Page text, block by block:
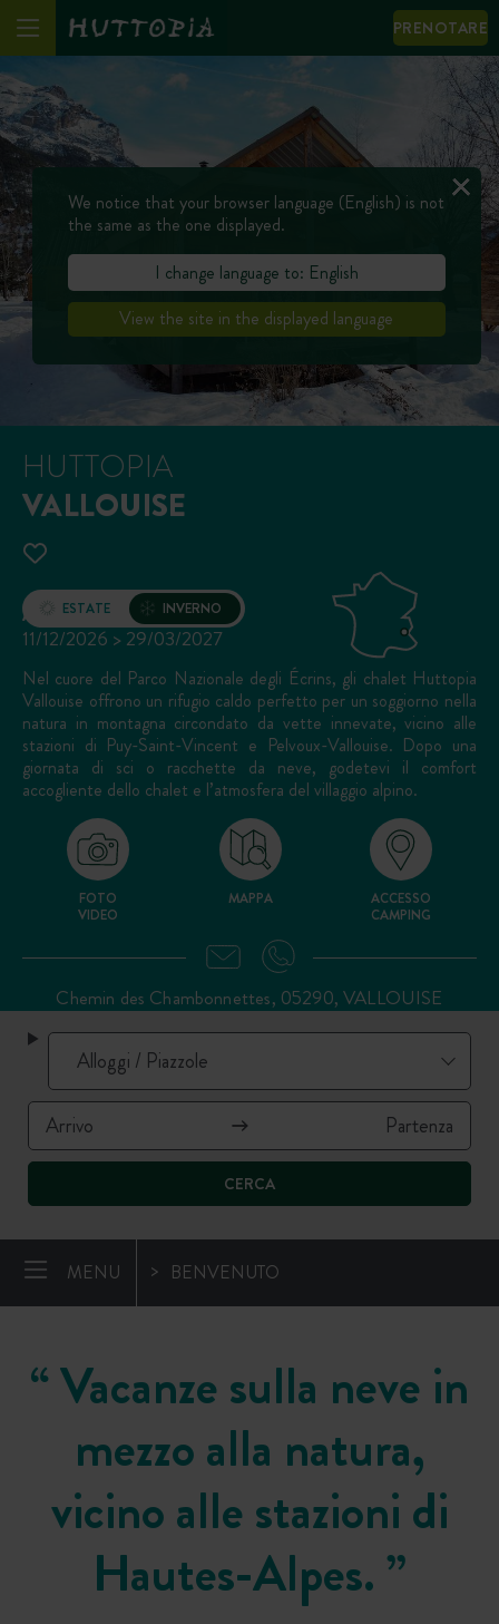
PRENOTARE
CERCA
HUTTOPIA
VALLOUISE
Apertura
11/12/2026 > 29/03/2027
ESTATE INVERNO
Nel cuore del Parco Nazionale degli Écrins, gli chalet Huttopia
Vallouise offrono un rifugio caldo perfetto per un soggiorno nella
natura in montagna circondato da vette innevate, vicino alle
stazioni di Puy-Saint-Vincent e Pelvoux-Vallouise. Dopo una
giornata di sci o racchette da neve, godetevi il comfort
accogliente dello chalet e l’atmosfera del villaggio alpino.
FOTO
VIDEO
MAPPA
ACCESSO
CAMPING
Chemin des Chambonnettes, 05290, VALLOUISE
MENU BENVENUTO
“Vacanze sulla neve in
mezzo alla natura,
vicino alle stazioni di
Hautes-Alpes.”
We notice that your browser language (English) is not
the same as the one displayed.
I change language to: English
View the site in the displayed language